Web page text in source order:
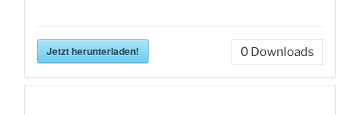
Jetzt herunterladen! 0 Downloads